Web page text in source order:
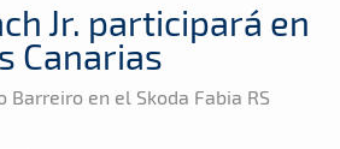
Jr. participará en
Canarias
Barreiro en el Skoda Fabia RS